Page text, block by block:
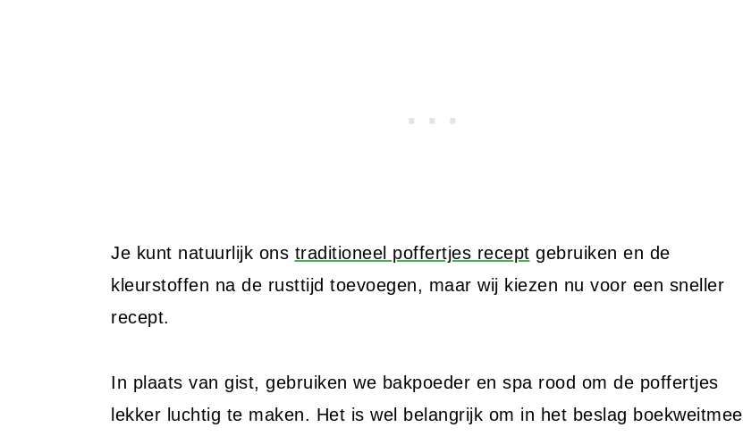
Je kunt natuurlijk ons traditioneel poffertjes recept gebruiken en de
kleurstoffen na de rusttijd toevoegen, maar wij kiezen nu voor een sneller
recept.
In plaats van gist, gebruiken we bakpoeder en spa rood om de poffertjes
lekker luchtig te maken. Het is wel belangrijk om in het beslag boekweitmeel